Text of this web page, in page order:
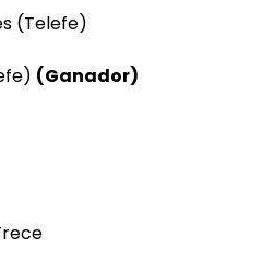
(Telefe)
(Ganador)